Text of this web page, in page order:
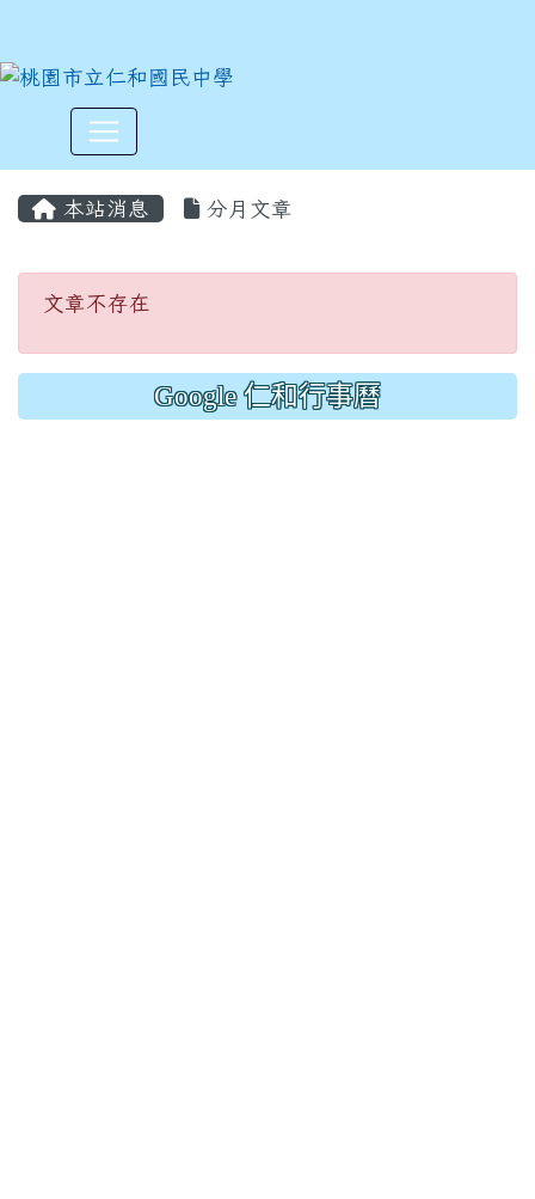
本站消息 分月文章
文章不存在
文章不存在
Google 仁和行事曆